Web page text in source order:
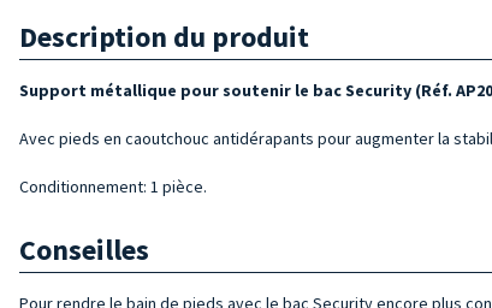
Description du produit
Support métallique pour soutenir le bac Security (Réf.
Avec pieds en caoutchouc antidérapants pour augmenter la
Conditionnement: 1 pièce.
Conseilles
Pour rendre le bain de pieds avec le bac Security encore plus